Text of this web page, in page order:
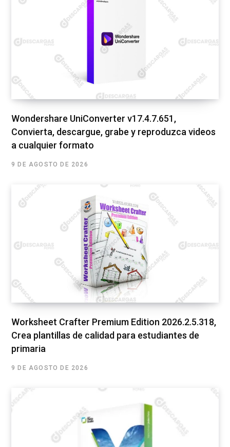
Wondershare UniConverter v17.4.7.651,
Convierta, descargue, grabe y reproduzca videos
a cualquier formato
9 DE AGOSTO DE 2026
Worksheet Crafter Premium Edition 2026.2.5.318,
Crea plantillas de calidad para estudiantes de
primaria
9 DE AGOSTO DE 2026